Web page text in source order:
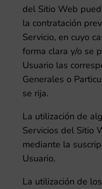
del Sitio Web
la contratación
Servicio, en cuyo
forma clara y/o se
Usuario las
Generales o
se rija.
La utilización de
Servicios del Sitio
mediante la
Usuario.
La utilización de